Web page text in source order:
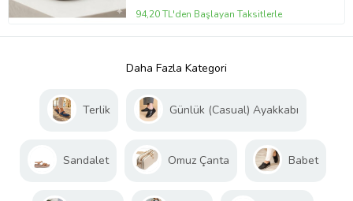
94,20 TL'den Başlayan Taksitlerle
Daha Fazla Kategori
Terlik Günlük (Casual) Ayakkabı
Sandalet Omuz Çanta Babet